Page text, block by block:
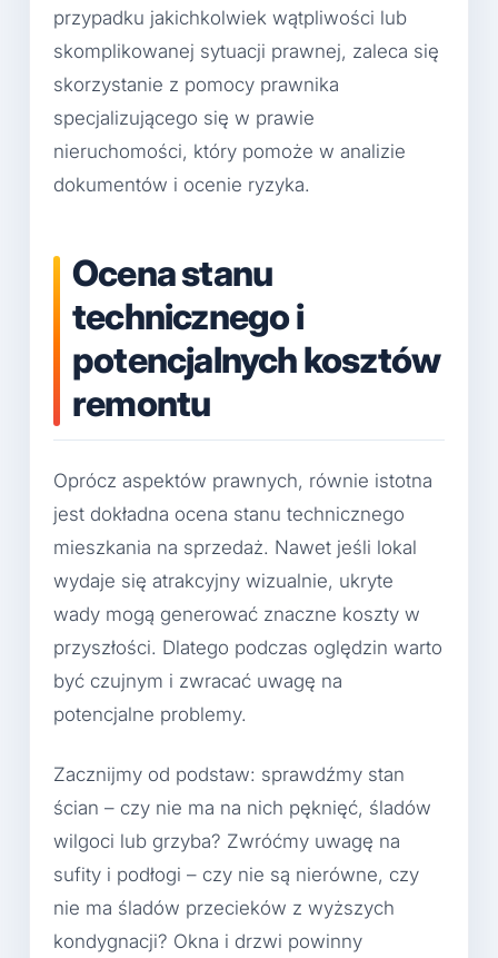
przypadku jakichkolwiek wątpliwości lub
skomplikowanej sytuacji prawnej, zaleca się
skorzystanie z pomocy prawnika
specjalizującego się w prawie
nieruchomości, który pomoże w analizie
dokumentów i ocenie ryzyka.
Ocena stanu
technicznego i
potencjalnych kosztów
remontu
Oprócz aspektów prawnych, równie istotna
jest dokładna ocena stanu technicznego
mieszkania na sprzedaż. Nawet jeśli lokal
wydaje się atrakcyjny wizualnie, ukryte
wady mogą generować znaczne koszty w
przyszłości. Dlatego podczas oględzin warto
być czujnym i zwracać uwagę na
potencjalne problemy.
Zacznijmy od podstaw: sprawdźmy stan
ścian – czy nie ma na nich pęknięć, śladów
wilgoci lub grzyba? Zwróćmy uwagę na
sufity i podłogi – czy nie są nierówne, czy
nie ma śladów przecieków z wyższych
kondygnacji? Okna i drzwi powinny